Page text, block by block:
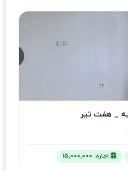
اجاره: 15,000,000